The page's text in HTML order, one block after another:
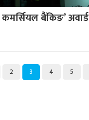
बैंकिङ’ अवार्ड
2 3 4 5